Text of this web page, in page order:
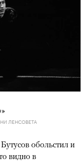
ЛЕНСОВЕТА
обольстил и
видно в